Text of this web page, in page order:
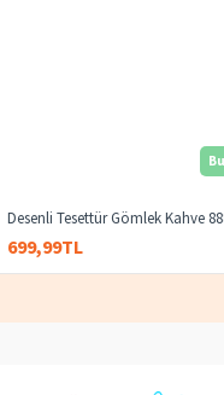
Desenli Tesettür Gömlek Kahve
699,99TL